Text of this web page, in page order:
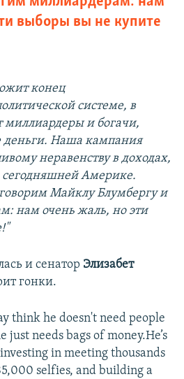
выборы вы не купите
конец
системе, в
и богачи,
Наша кампания
неравенству в доходах,
сегодняшней Америке.
Майклу Блумбергу и
нам очень жаль, но эти
и сенатор Элизабет
гонки.
think he doesn't need people
needs bags of money.He’s
in meeting thousands
selfies, and building a